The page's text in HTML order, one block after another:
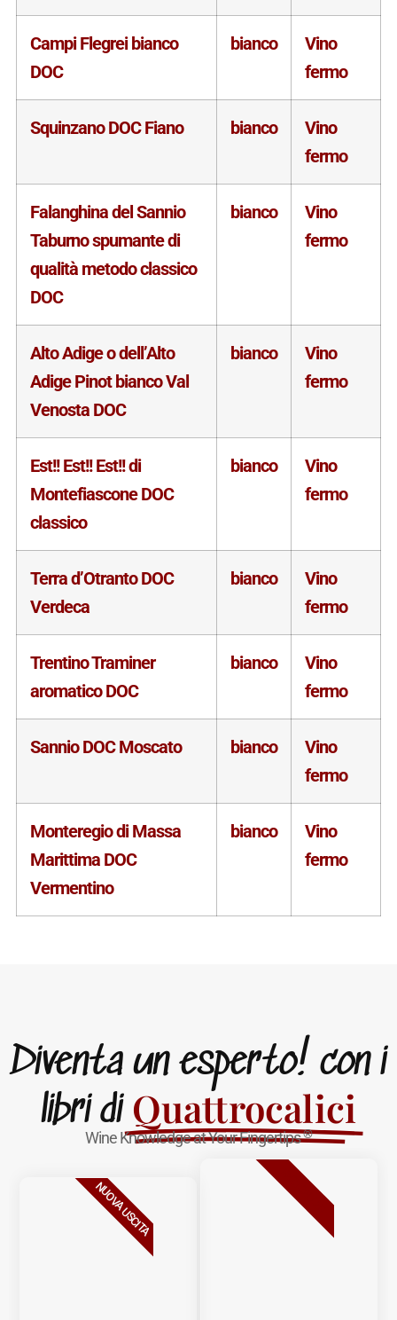
Campi Flegrei bianco
DOC
bianco
Vino
fermo
Squinzano DOC Fiano bianco
Vino
fermo
Falanghina del Sannio
Taburno spumante di
qualità metodo classico
DOC
bianco
Vino
fermo
Alto Adige o dell’Alto
Adige Pinot bianco Val
Venosta DOC
bianco
Vino
fermo
Est!! Est!! Est!! di
Montefiascone DOC
classico
bianco
Vino
fermo
Terra d’Otranto DOC
Verdeca
bianco
Vino
fermo
Trentino Traminer
aromatico DOC
bianco
Vino
fermo
Sannio DOC Moscato bianco
Vino
fermo
Monteregio di Massa
Marittima DOC
Vermentino
bianco
Vino
fermo
Diventa un esperto! con i
libri di Quattrocalici
Wine Knowledge at Your Fingertips®
NUOVA USCITA BESTSELLER